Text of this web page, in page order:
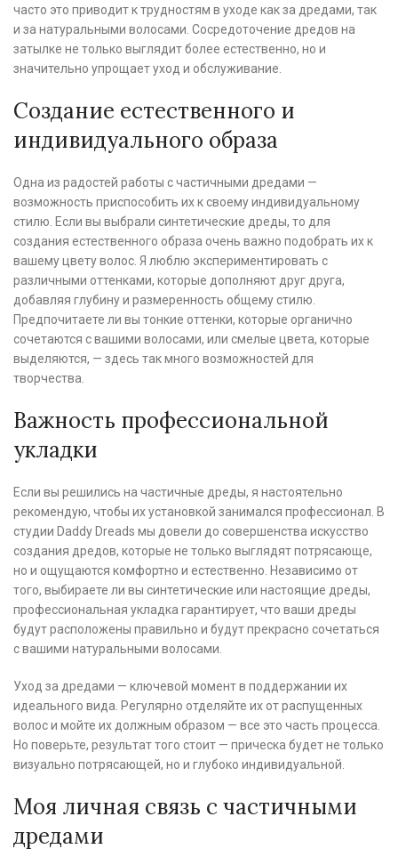
часто это приводит к трудностям в уходе как за дредами, так
и за натуральными волосами. Сосредоточение дредов на
затылке не только выглядит более естественно, но и
значительно упрощает уход и обслуживание.
Создание естественного и
индивидуального образа
Одна из радостей работы с частичными дредами —
возможность приспособить их к своему индивидуальному
стилю. Если вы выбрали синтетические дреды, то для
создания естественного образа очень важно подобрать их к
вашему цвету волос. Я люблю экспериментировать с
различными оттенками, которые дополняют друг друга,
добавляя глубину и размеренность общему стилю.
Предпочитаете ли вы тонкие оттенки, которые органично
сочетаются с вашими волосами, или смелые цвета, которые
выделяются, — здесь так много возможностей для
творчества.
Важность профессиональной
укладки
Если вы решились на частичные дреды, я настоятельно
рекомендую, чтобы их установкой занимался профессионал. В
студии Daddy Dreads мы довели до совершенства искусство
создания дредов, которые не только выглядят потрясающе,
но и ощущаются комфортно и естественно. Независимо от
того, выбираете ли вы синтетические или настоящие дреды,
профессиональная укладка гарантирует, что ваши дреды
будут расположены правильно и будут прекрасно сочетаться
с вашими натуральными волосами.
Уход за дредами — ключевой момент в поддержании их
идеального вида. Регулярно отделяйте их от распущенных
волос и мойте их должным образом — все это часть процесса.
Но поверьте, результат того стоит — прическа будет не только
визуально потрясающей, но и глубоко индивидуальной.
Моя личная связь с частичными
дредами